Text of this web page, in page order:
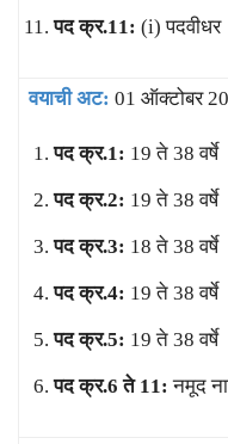
पद क्र.11: (i)
वयाची अट: 01 ऑक्टोबर
पद क्र.1: 19 ते 38 वर्षे
पद क्र.2: 19 ते 38 वर्षे
पद क्र.3: 18 ते 38 वर्षे
पद क्र.4: 19 ते 38 वर्षे
पद क्र.5: 19 ते 38 वर्षे
पद क्र.6 ते 11:नमूद